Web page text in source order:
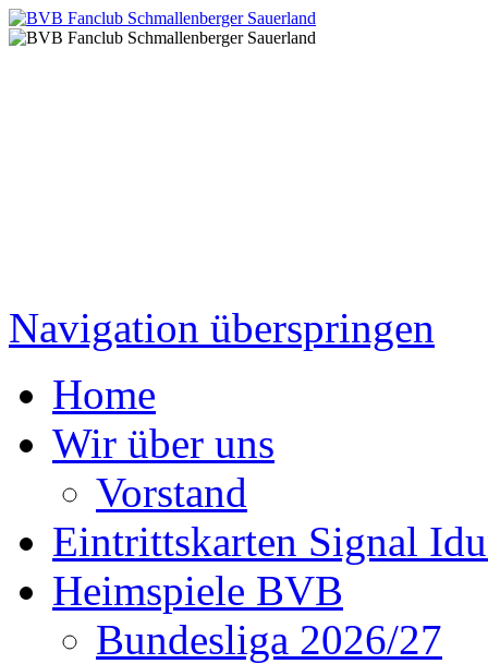
Navigation überspringen
Home
Wir über uns
Vorstand
Eintrittskarten Signal
Heimspiele BVB
Bundesliga 2026/27